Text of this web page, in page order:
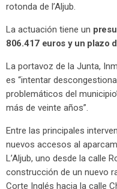
rotonda de l’Aljub.
La actuación tiene un
806.417 euros y un plazo
La portavoz de la Junta,
es “intentar
problemáticos del
más de veinte años”.
Entre las principales
nuevos accesos al
L’Aljub, uno desde la calle
construcción de un nuevo
Corte Inglés hacia la calle